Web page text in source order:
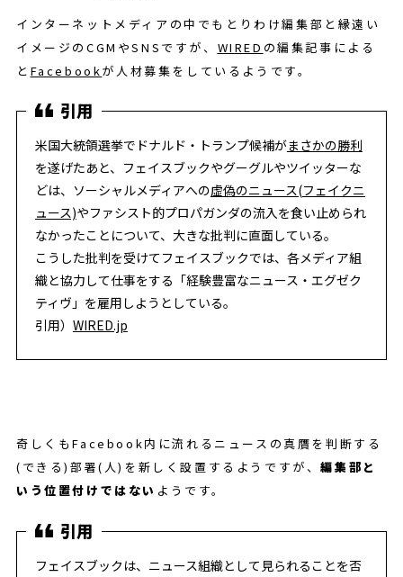
インターネットメディアの中でもとりわけ編集部と縁遠い
イメージのCGMやSNSですが、 WIRED の編集記事による
と Facebookが人材募集をしているようです。
米国大統領選挙でドナルド・トランプ候補がまさかの勝利
を遂げたあと、フェイスブックやグーグルやツイッターな
どは、ソーシャルメディアへの虚偽のニュース(フェイクニ
ュース)やファシスト的プロパガンダの流入を食い止められ
なかったことについて、大きな批判に直面している。
こうした批判を受けてフェイスブックでは、各メディア組
織と協力して仕事をする「経験豊富なニュース・エグゼク
ティヴ」を雇用しようとしている。
引用） WIRED.jp
奇しくもFacebook内に流れるニュースの真贋を判断する
(できる)部署(人)を新しく設置するようですが、編集部と
いう位置付けではない ようです。
フェイスブックは、ニュース組織として見られることを否